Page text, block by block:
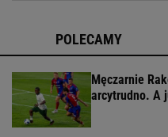
POLECAMY
Męczarnie
arcytrudno. A